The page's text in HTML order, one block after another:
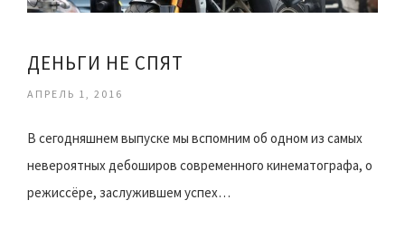
ДЕНЬГИ НЕ СПЯТ
АПРЕЛЬ 1, 2016
В сегодняшнем выпуске мы вспомним об одном из самых
невероятных дебоширов современного кинематографа, о
режиссёре, заслужившем успех…